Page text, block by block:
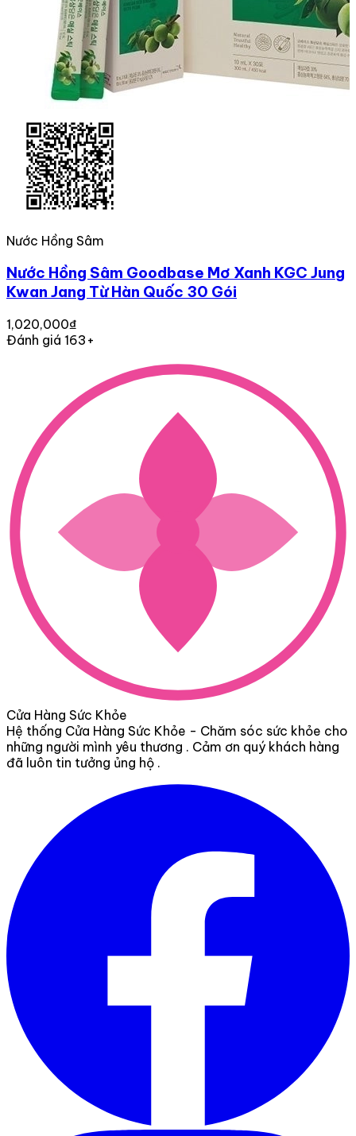
Nước Hồng Sâm
Nước Hồng Sâm Goodbase Mơ Xanh KGC Jung
Kwan Jang Từ Hàn Quốc 30 Gói
1,020,000₫
Đánh giá 163+
Cửa Hàng Sức Khỏe
Hệ thống Cửa Hàng Sức Khỏe - Chăm sóc sức khỏe cho
những người mình yêu thương . Cảm ơn quý khách hàng
đã luôn tin tưởng ủng hộ .